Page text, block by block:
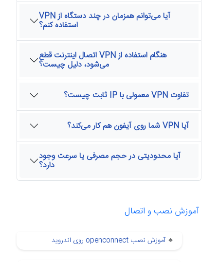
آیا می‌توانم همزمان در چند دستگاه از VPN
استفاده کنم؟
هنگام استفاده از VPN اتصال اینترنت قطع
می‌شود، دلیل چیست؟
تفاوت VPN معمولی با IP ثابت چیست؟
آیا VPN شما روی آیفون هم کار می‌کند؟
آیا محدودیتی در حجم مصرفی یا سرعت وجود
دارد؟
آموزش نصب و اتصال
🔹آموزش نصب openconnect روی اندروید